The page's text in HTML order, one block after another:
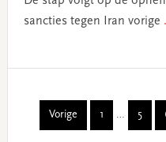
sancties tegen Iran vorige
Vorige Page
1
Interim
pages
… 5